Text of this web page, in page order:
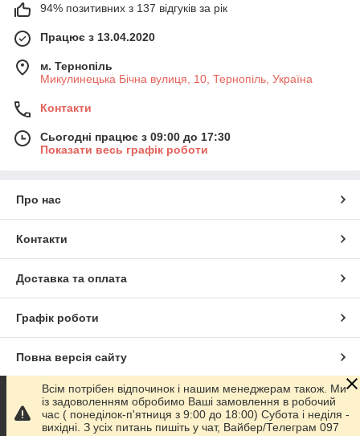
94% позитивних з 137 відгуків за рік
Працює з 13.04.2020
м. Тернопіль
Микулинецька Бічна вулиця, 10, Тернопіль, Україна
Контакти
Сьогодні працює з 09:00 до 17:30
Показати весь графік роботи
Про нас
Контакти
Доставка та оплата
Графік роботи
Повна версія сайту
Сайт створено на маркетплейсіProm.ua
Всім потрібен відпочинок і нашим менеджерам також. Ми
із задоволенням обробимо Ваші замовлення в робочий
час ( понеділок-п'ятниця з 9:00 до 18:00) Субота і неділя -
вихідні. З усіх питань пишіть у чат, Вайбер/Телеграм 097